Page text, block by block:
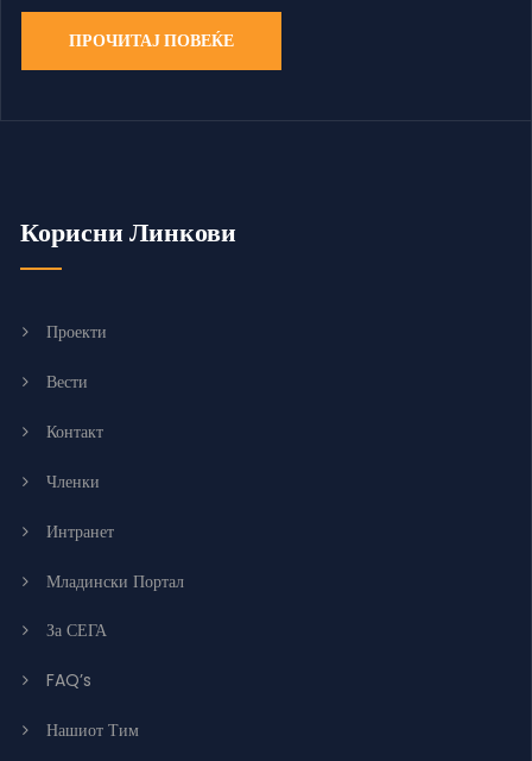
ПРОЧИТАЈ ПОВЕЌЕ
Корисни Линкови
Проекти
Вести
Контакт
Членки
Интранет
Младински Портал
За СЕГА
FAQ’s
Нашиот Тим